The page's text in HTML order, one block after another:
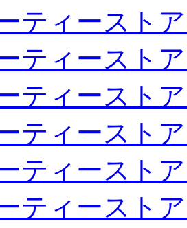
ティースト
ティースト
ティースト
ティースト
ティースト
ティースト